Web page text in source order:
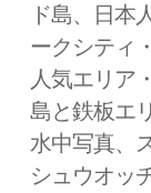
ド島、日本
ークシティ
人気エリア
島と鉄板エ
水中写真、
シュウオッ